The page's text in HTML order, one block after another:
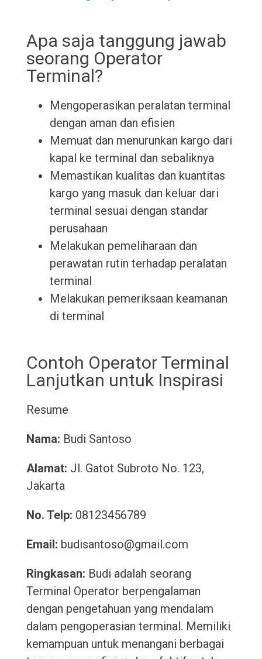
Apa saja tanggung jawab
seorang Operator
Terminal?
Mengoperasikan peralatan terminal
dengan aman dan efisien
Memuat dan menurunkan kargo dari
kapal ke terminal dan sebaliknya
Memastikan kualitas dan kuantitas
kargo yang masuk dan keluar dari
terminal sesuai dengan standar
perusahaan
Melakukan pemeliharaan dan
perawatan rutin terhadap peralatan
terminal
Melakukan pemeriksaan keamanan
di terminal
Contoh Operator Terminal
Lanjutkan untuk Inspirasi
Resume
Nama: Budi Santoso
Alamat: Jl. Gatot Subroto No. 123,
Jakarta
No. Telp: 08123456789
Email: budisantoso@gmail.com
Ringkasan: Budi adalah seorang
Terminal Operator berpengalaman
dengan pengetahuan yang mendalam
dalam pengoperasian terminal. Memiliki
kemampuan untuk menangani berbagai